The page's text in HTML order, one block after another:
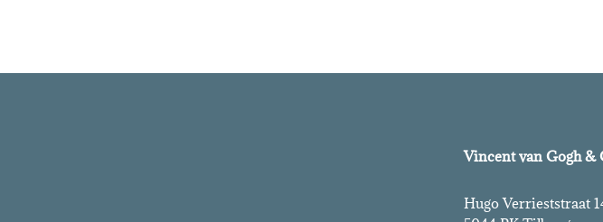
Vincent van Gogh &
Hugo Verrieststraat